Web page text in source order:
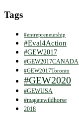
Tags
#entrepreneurship
#Eval4Action
#GEW2017
#GEW2017CANADA
#GEW2017Toronto
#GEW2020
#GEWUSA
#magatewildhorse
2018